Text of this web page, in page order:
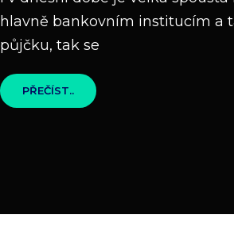
hlavně bankovním institucím a
půjčku, tak se
PŘEČÍST..
VAŠE